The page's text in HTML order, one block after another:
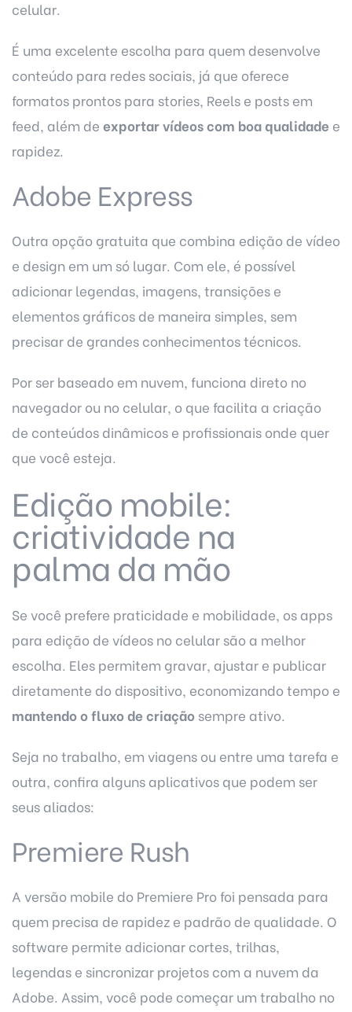
celular.
É uma excelente escolha para quem desenvolve
conteúdo para redes sociais, já que oferece
formatos prontos para stories, Reels e posts em
feed, além de exportar vídeos com boa qualidade e
rapidez.
Adobe Express
Outra opção gratuita que combina edição de vídeo
e design em um só lugar. Com ele, é possível
adicionar legendas, imagens, transições e
elementos gráficos de maneira simples, sem
precisar de grandes conhecimentos técnicos.
Por ser baseado em nuvem, funciona direto no
navegador ou no celular, o que facilita a criação
de conteúdos dinâmicos e profissionais onde quer
que você esteja.
Edição mobile:
criatividade na
palma da mão
Se você prefere praticidade e mobilidade, os apps
para edição de vídeos no celular são a melhor
escolha. Eles permitem gravar, ajustar e publicar
diretamente do dispositivo, economizando tempo e
mantendo o fluxo de criação sempre ativo.
Seja no trabalho, em viagens ou entre uma tarefa e
outra, confira alguns aplicativos que podem ser
seus aliados:
Premiere Rush
A versão mobile do Premiere Pro foi pensada para
quem precisa de rapidez e padrão de qualidade. O
software permite adicionar cortes, trilhas,
legendas e sincronizar projetos com a nuvem da
Adobe. Assim, você pode começar um trabalho no